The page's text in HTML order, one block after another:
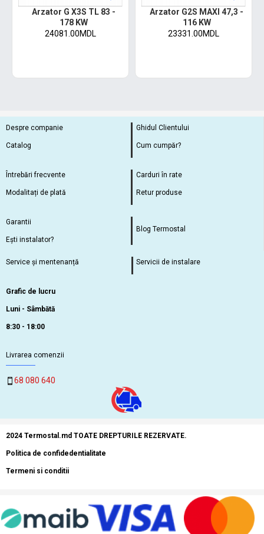
Arzator G X3S TL 83 -
178 KW
24081.00MDL
Arzator G2S MAXI 47,3 -
116 KW
23331.00MDL
Despre companie
Catalog
Ghidul Clientului
Cum cumpăr?
Întrebări frecvente
Modalitați de plată
Carduri în rate
Retur produse
Garantii
Ești instalator?
Blog Termostal
Service și mentenanță Servicii de instalare
Grafic de lucru
Luni - Sâmbătă
8:30 - 18:00
Livrarea comenzii
68 080 640
2024 Termostal.md TOATE DREPTURILE REZERVATE.
Politica de confidedentialitate
Termeni si conditii